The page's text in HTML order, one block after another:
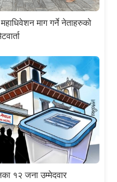
माग गर्ने नेताहरुको
१२ जना उम्मेदवार